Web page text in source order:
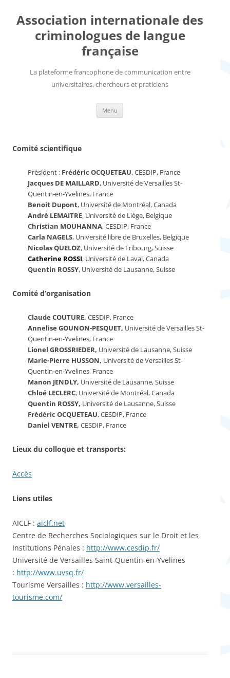
contenu
Association internationale des
criminologues de langue
française
La plateforme francophone de communication entre
universitaires, chercheurs et praticiens
Menu
Comité scientifique
Président : Frédéric OCQUETEAU, CESDIP, France
Jacques DE MAILLARD, Université de Versailles St-
Quentin-en-Yvelines, France
Benoit Dupont, Université de Montréal, Canada
André LEMAITRE, Université de Liège, Belgique
Christian MOUHANNA, CESDIP, France
Carla NAGELS, Université libre de Bruxelles, Belgique
Nicolas QUELOZ, Université de Fribourg, Suisse
Catherine ROSSI, Université de Laval, Canada
Quentin ROSSY, Université de Lausanne, Suisse
Comité d’organisation
Claude COUTURE, CESDIP, France
Annelise GOUNON-PESQUET, Université de Versailles St-
Quentin-en-Yvelines, France
Lionel GROSSRIEDER, Université de Lausanne, Suisse
Marie-Pierre HUSSON, Université de Versailles St-
Quentin-en-Yvelines, France
Manon JENDLY, Université de Lausanne, Suisse
Chloé LECLERC, Université de Montréal, Canada
Quentin ROSSY, Université de Lausanne, Suisse
Frédéric OCQUETEAU, CESDIP, France
Daniel VENTRE, CESDIP, France
Lieux du colloque et transports:
Accès
Liens utiles
AICLF : aiclf.net
Centre de Recherches Sociologiques sur le Droit et les
Institutions Pénales : http://www.cesdip.fr/
Université de Versailles Saint-Quentin-en-Yvelines
: http://www.uvsq.fr/
Tourisme Versailles : http://www.versailles-
tourisme.com/